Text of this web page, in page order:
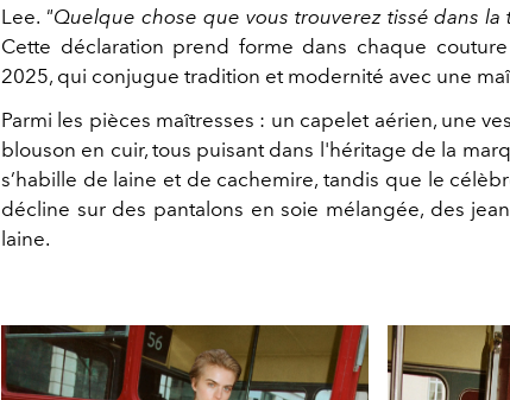
Lee. "Quelque chose que vous trouverez tissé dans
Cette déclaration prend forme dans chaque
2025, qui conjugue tradition et modernité avec une
Parmi les pièces maîtresses : un capelet aérien, une
blouson en cuir, tous puisant dans l'héritage de la
s’habille de laine et de cachemire, tandis que le
décline sur des pantalons en soie mélangée, des
laine.